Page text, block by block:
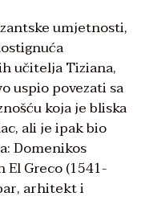
umjetnosti,
učitelja Tiziana,
uspio povezati sa
koja je bliska
ali je ipak bio
Domenikos
El Greco (1541-
arhitekt i